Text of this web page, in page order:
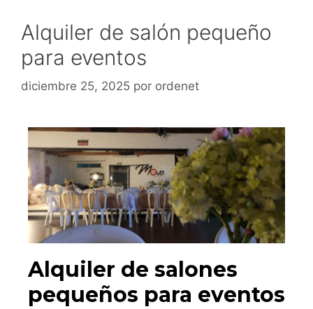
Alquiler de salón pequeño
para eventos
diciembre 25, 2025 por ordenet
Alquiler de salones
pequeños para eventos